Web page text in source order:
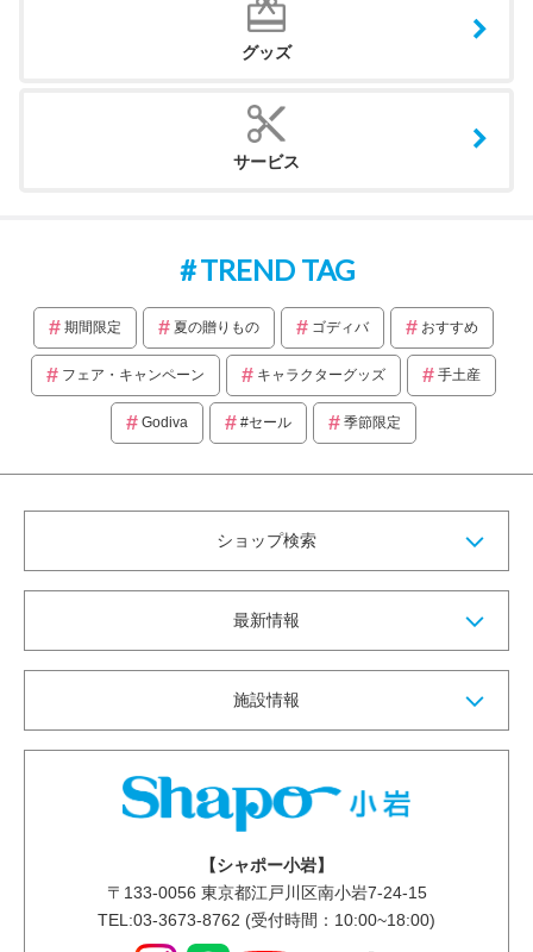
グッズ
サービス
TREND TAG
期間限定 夏の贈りもの ゴディバ おすすめ
フェア・キャンペーン キャラクターグッズ 手土産
Godiva #セール 季節限定
ショップ検索
最新情報
施設情報
【シャポー小岩】
〒 133-0056 東京都江戸川区南小岩7-24-15
TEL:03-3673-8762 (受付時間：10:00~18:00)